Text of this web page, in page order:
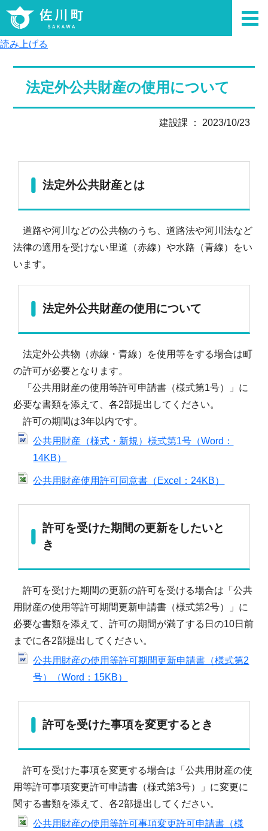
読み上げる
法定外公共財産の使用について
建設課 ： 2023/10/23
法定外公共財産とは
道路や河川などの公共物のうち、道路法や河川法など
法律の適用を受けない里道（赤線）や水路（青線）をい
います。
法定外公共財産の使用について
法定外公共物（赤線・青線）を使用等をする場合は町
の許可が必要となります。
「公共用財産の使用等許可申請書（様式第1号）」に
必要な書類を添えて、各2部提出してください。
許可の期間は3年以内です。
公共用財産（様式・新規）様式第1号（Word：
14KB）
公共用財産使用許可同意書（Excel：24KB）
許可を受けた期間の更新をしたいと
き
許可を受けた期間の更新の許可を受ける場合は「公共
用財産の使用等許可期間更新申請書（様式第2号）」に
必要な書類を添えて、許可の期間が満了する日の10日前
までに各2部提出してください。
公共用財産の使用等許可期間更新申請書（様式第2
号）（Word：15KB）
許可を受けた事項を変更するとき
許可を受けた事項を変更する場合は「公共用財産の使
用等許可事項変更許可申請書（様式第3号）」に変更に
関する書類を添えて、各2部提出してください。
公共用財産の使用等許可事項変更許可申請書（様